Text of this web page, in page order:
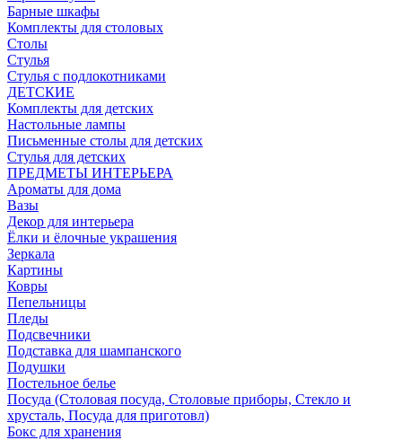
Барные шкафы
Комплекты для столовых
Столы
Стулья
Стулья с подлокотниками
ДЕТСКИЕ
Комплекты для детских
Настольные лампы
Письменные столы для детских
Стулья для детских
ПРЕДМЕТЫ ИНТЕРЬЕРА
Ароматы для дома
Вазы
Декор для интерьера
Ёлки и ёлочные украшения
Зеркала
Картины
Ковры
Пепельницы
Пледы
Подсвечники
Подставка для шампанского
Подушки
Постельное белье
Посуда (Столовая посуда, Столовые приборы, Стекло и
хрусталь, Посуда для приготовл)
Бокс для хранения